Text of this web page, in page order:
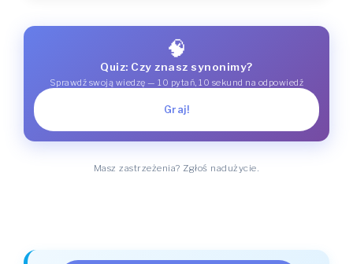
🧠
Quiz: Czy znasz synonimy?
Sprawdź swoją wiedzę — 10 pytań, 10 sekund na odpowiedź
Graj!
Masz zastrzeżenia? Zgłoś nadużycie.